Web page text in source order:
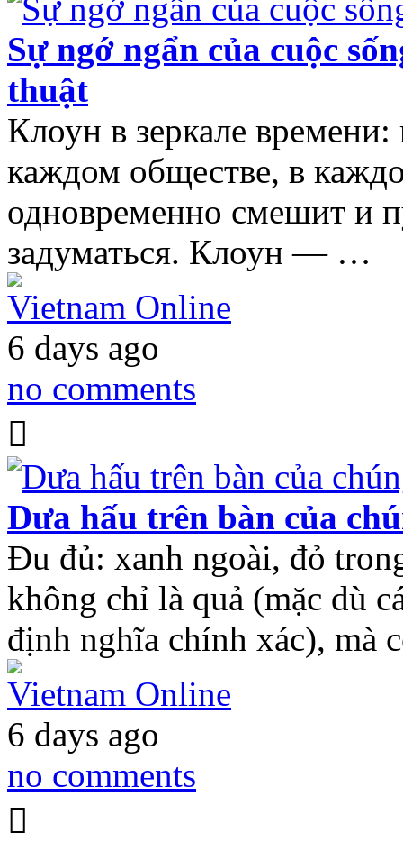
Sự ngớ ngẩn của cuộc
thuật
Клоун в зеркале
каждом обществе, в
одновременно смешит и
задуматься. Клоун — …
Vietnam Online
6 days ago
no comments
Dưa hấu trên bàn của
Đu đủ: xanh ngoài, đỏ
không chỉ là quả (mặc dù
định nghĩa chính xác), mà
Vietnam Online
6 days ago
no comments